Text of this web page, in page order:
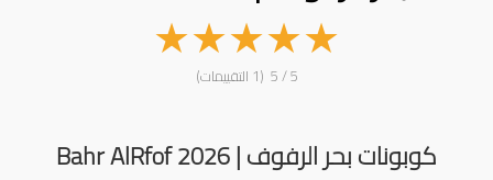
★
★
★
★
★ 5 / 5 (1 التقييمات)
كوبونات بحر الرفوف | Bahr AlRfof 2026